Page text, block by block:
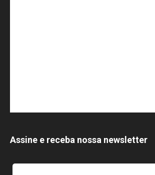
Assine e receba nossa newsletter